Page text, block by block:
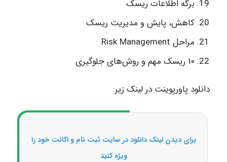
برگه اطلاعات ریسک
کاهش، پایش و مدیریت ریسک
مراحل Risk Management
۱۰ ریسک مهم و روش‌های جلوگیری
دانلود پاورپوینت در لینک زیر:
برای دیدن لینک دانلود در سایت ثبت نام و اکانت خود را
ویژه کنید